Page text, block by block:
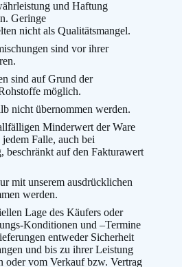
und Haftung
Geringe
nicht als Qualitätsmangel.
sind vor ihrer
sind auf Grund der
möglich.
nicht übernommen werden.
Minderwert der Ware
Falle, auch bei
beschränkt auf den Fakturawert
mit unserem ausdrücklichen
werden.
Lage des Käufers oder
Konditionen und –Termine
entweder Sicherheit
und bis zu ihrer Leistung
oder vom Verkauf bzw. Vertrag